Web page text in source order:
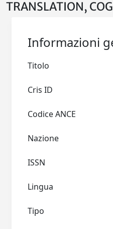
TRANSLATION,
Informazioni
Titolo
Cris ID
Codice ANCE
Nazione
ISSN
Lingua
Tipo